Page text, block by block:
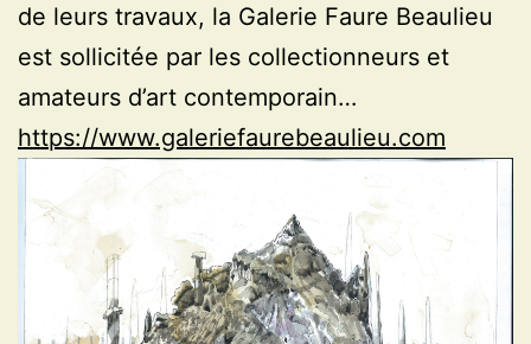
de leurs travaux, la Galerie Faure Beaulieu
est sollicitée par les collectionneurs et
amateurs d’art contemporain…
https://www.galeriefaurebeaulieu.com